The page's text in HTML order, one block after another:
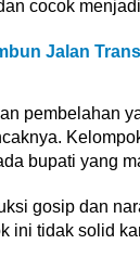
cocok
Jalan
pembelahan
bupati yang
gosip dan
ini tidak solid